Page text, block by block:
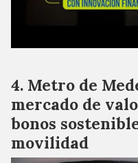
Metro de
mercado de
bonos
movilidad